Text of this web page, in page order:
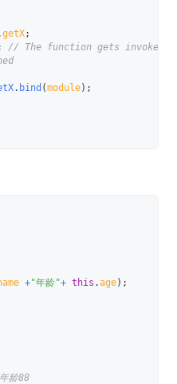
getX;
// The function gets invoked
. bind (module) ;
+"年龄"+ this .age) ;
龄88